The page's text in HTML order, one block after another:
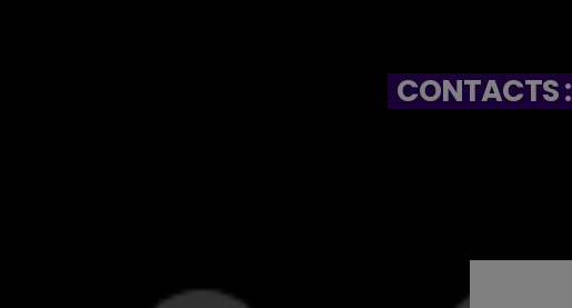
CONTACTS :